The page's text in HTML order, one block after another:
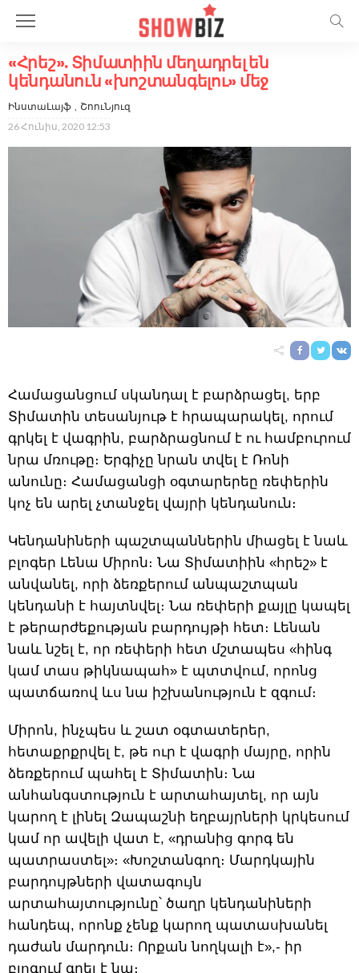
«Հրեշ». Տիմատիին մեղադրել են
կենդանուն «խոշտանգելու» մեջ
ԻնստաԼայֆ
ՇոուՆյուզ
26 Հունիս, 2020 12:53
Համացանցում սկանդալ է բարձրացել, երբ
Տիմատին տեսանյութ է հրապարակել, որում
գրկել է վագրին, բարձրացնում է ու համբուրում
նրա մռութը։ Երգիչը նրան տվել է Ռոնի
անունը։ Համացանցի օգտարերեը ռեփերին
կոչ են արել չտանջել վայրի կենդանուն։
Կենդանիների պաշտպաններին միացել է նաև
բլոգեր Լենա Միրոն։ Նա Տիմատիին «հրեշ» է
անվանել, որի ձեռքերում անպաշտպան
կենդանի է հայտնվել։ Նա ռեփերի քայլը կապել
է թերարժեքության բարդույթի հետ։ Լենան
նաև նշել է, որ ռեփերի հետ մշտապես «հինգ
կամ տաս թիկնապահ» է պտտվում, որոնց
պատճառով ևս նա իշխանություն է զգում։
Միրոն, ինչպես և շատ օգտատերեր,
հետաքրքրվել է, թե ուր է վագրի մայրը, որին
ձեռքերում պահել է Տիմատին։ Նա
անհանգստություն է արտահայտել, որ այն
կարող է լինել Զապաշնի եղբայրների կրկեսում
կամ որ ավելի վատ է, «դրանից գորգ են
պատրաստել»։ «Խոշտանգող։ Մարդկային
բարդույթների վատագույն
արտահայտությունը՝ ծաղր կենդանիների
հանդեպ, որոնք չենք կարող պատասխանել
դաժան մարդուն։ Որքան նողկալի է»,- իր
բլոգում գրել է նա։